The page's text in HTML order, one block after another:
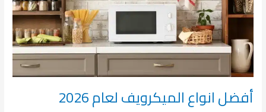
أفضل انواع الميكرويف لعام 2026